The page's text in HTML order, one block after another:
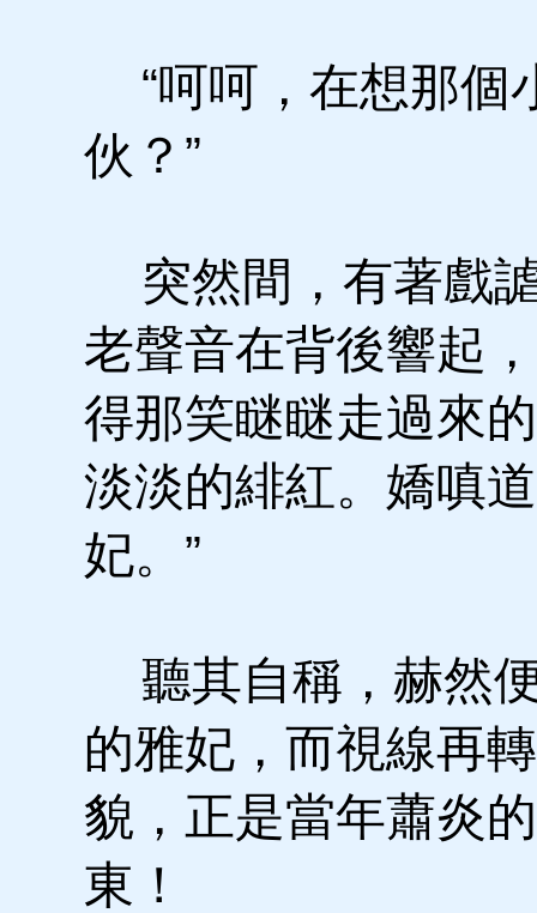
“呵呵，在想那個
伙？”
突然間，有著戲
老聲音在背後響起
得那笑瞇瞇走過來
淡淡的緋紅。嬌嗔
妃。”
聽其自稱，赫然
的雅妃，而視線再
貌，正是當年蕭炎
東！